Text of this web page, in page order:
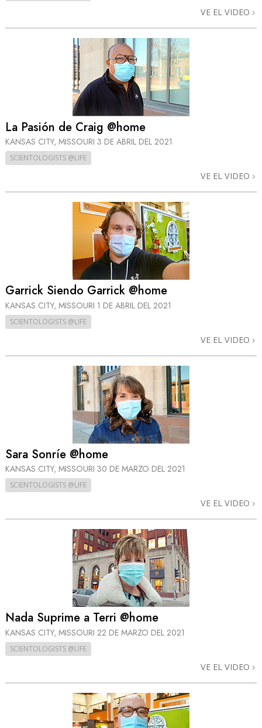
VE EL VIDEO
La Pasión de Craig @home
KANSAS CITY, MISSOURI 3 DE ABRIL DEL 2021
SCIENTOLOGISTS @LIFE
VE EL VIDEO
Garrick Siendo Garrick @home
KANSAS CITY, MISSOURI 1 DE ABRIL DEL 2021
SCIENTOLOGISTS @LIFE
VE EL VIDEO
Sara Sonríe @home
KANSAS CITY, MISSOURI 30 DE MARZO DEL 2021
SCIENTOLOGISTS @LIFE
VE EL VIDEO
Nada Suprime a Terri @home
KANSAS CITY, MISSOURI 22 DE MARZO DEL 2021
SCIENTOLOGISTS @LIFE
VE EL VIDEO